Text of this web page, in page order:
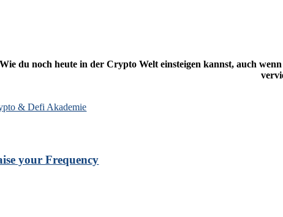
Wie du noch heute in der Crypto Welt einsteigen kannst, auch
& Defi Akademie
your Frequency